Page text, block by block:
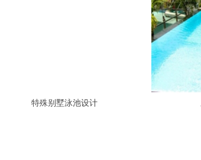
特殊别墅泳池设计